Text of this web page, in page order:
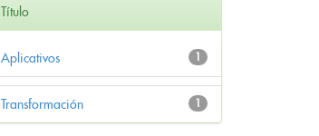
Título
1
Aplicativos
1
Transformación